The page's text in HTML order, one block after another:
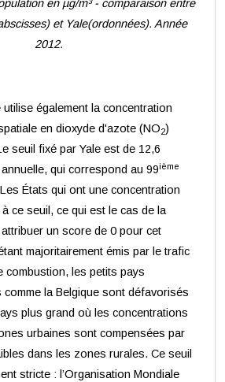
en µg/m³ - comparaison entre
et Yale(ordonnées). Année
2012.
utilise également la concentration
en dioxyde d'azote (NO2)
seuil fixé par Yale est de 12,6
qui correspond au 99ième
États qui ont une concentration
ce seuil, ce qui est le cas de la
un score de 0 pour cet
majoritairement émis par le trafic
combustion, les petits pays
comme la Belgique sont défavorisés
plus grand où les concentrations
urbaines sont compensées par
dans les zones rurales. Ce seuil
stricte : l’Organisation Mondiale